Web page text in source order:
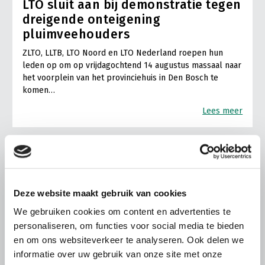
Deze website maakt gebruik van cookies
We gebruiken cookies om content en advertenties te
personaliseren, om functies voor social media te bieden
en om ons websiteverkeer te analyseren. Ook delen we
informatie over uw gebruik van onze site met onze
LTO sluit aan bij demonstratie tegen
dreigende onteigening
pluimveehouders
ZLTO, LLTB, LTO Noord en LTO Nederland roepen hun
leden op om op vrijdagochtend 14 augustus massaal naar
het voorplein van het provinciehuis in Den Bosch te
komen…
Lees meer